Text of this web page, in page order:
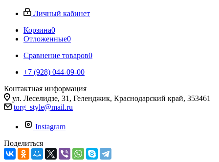
Личный кабинет
Корзина0
Отложенные0
Сравнение товаров0
+7 (928) 044-09-00
Контактная информация
ул. Леселидзе, 31, Геленджик, Краснодарский край, 353461
torg_style@mail.ru
Instagram
Поделиться